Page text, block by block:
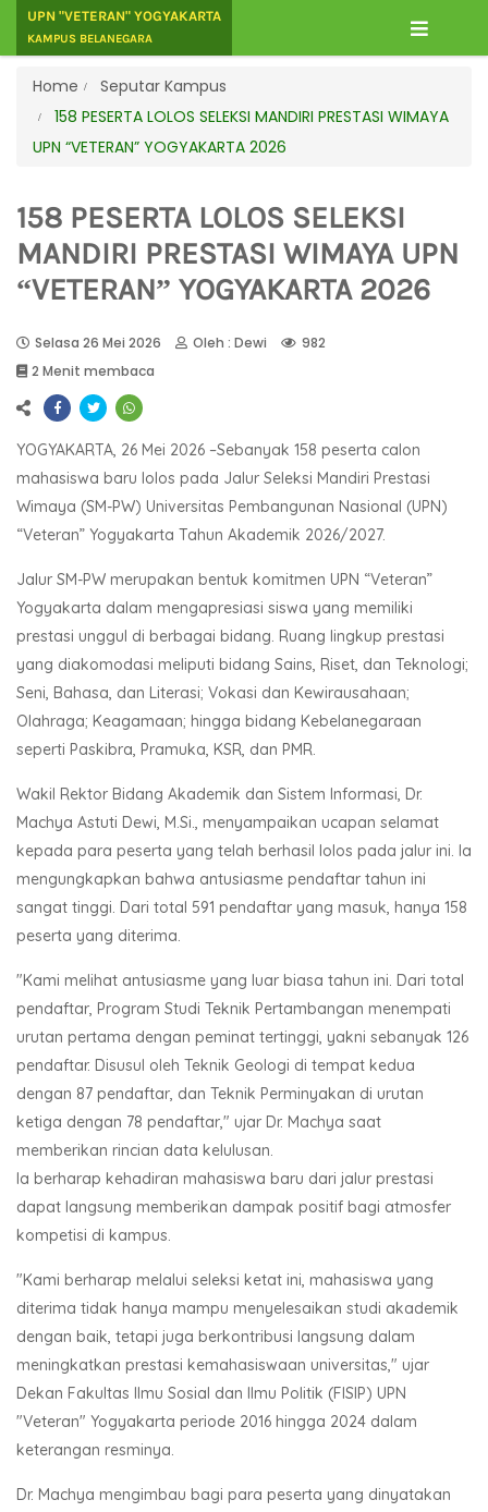
UPN "VETERAN" YOGYAKARTA
KAMPUS BELANEGARA
Home
Seputar Kampus
158 PESERTA LOLOS SELEKSI MANDIRI PRESTASI WIMAYA
UPN “VETERAN” YOGYAKARTA 2026
158 PESERTA LOLOS SELEKSI
MANDIRI PRESTASI WIMAYA UPN
“VETERAN” YOGYAKARTA 2026
Selasa 26 Mei 2026 Oleh : Dewi
982
2 Menit membaca
YOGYAKARTA, 26 Mei 2026 –Sebanyak 158 peserta calon
mahasiswa baru lolos pada Jalur Seleksi Mandiri Prestasi
Wimaya (SM-PW) Universitas Pembangunan Nasional (UPN)
“Veteran” Yogyakarta Tahun Akademik 2026/2027.
Jalur SM-PW merupakan bentuk komitmen UPN “Veteran”
Yogyakarta dalam mengapresiasi siswa yang memiliki
prestasi unggul di berbagai bidang. Ruang lingkup prestasi
yang diakomodasi meliputi bidang Sains, Riset, dan Teknologi;
Seni, Bahasa, dan Literasi; Vokasi dan Kewirausahaan;
Olahraga; Keagamaan; hingga bidang Kebelanegaraan
seperti Paskibra, Pramuka, KSR, dan PMR.
Wakil Rektor Bidang Akademik dan Sistem Informasi, Dr.
Machya Astuti Dewi, M.Si., menyampaikan ucapan selamat
kepada para peserta yang telah berhasil lolos pada jalur ini. Ia
mengungkapkan bahwa antusiasme pendaftar tahun ini
sangat tinggi. Dari total 591 pendaftar yang masuk, hanya 158
peserta yang diterima.
"Kami melihat antusiasme yang luar biasa tahun ini. Dari total
pendaftar, Program Studi Teknik Pertambangan menempati
urutan pertama dengan peminat tertinggi, yakni sebanyak 126
pendaftar. Disusul oleh Teknik Geologi di tempat kedua
dengan 87 pendaftar, dan Teknik Perminyakan di urutan
ketiga dengan 78 pendaftar," ujar Dr. Machya saat
memberikan rincian data kelulusan.
Ia berharap kehadiran mahasiswa baru dari jalur prestasi
dapat langsung memberikan dampak positif bagi atmosfer
kompetisi di kampus.
"Kami berharap melalui seleksi ketat ini, mahasiswa yang
diterima tidak hanya mampu menyelesaikan studi akademik
dengan baik, tetapi juga berkontribusi langsung dalam
meningkatkan prestasi kemahasiswaan universitas," ujar
Dekan Fakultas Ilmu Sosial dan Ilmu Politik (FISIP) UPN
"Veteran" Yogyakarta periode 2016 hingga 2024 dalam
keterangan resminya.
Dr. Machya mengimbau bagi para peserta yang dinyatakan